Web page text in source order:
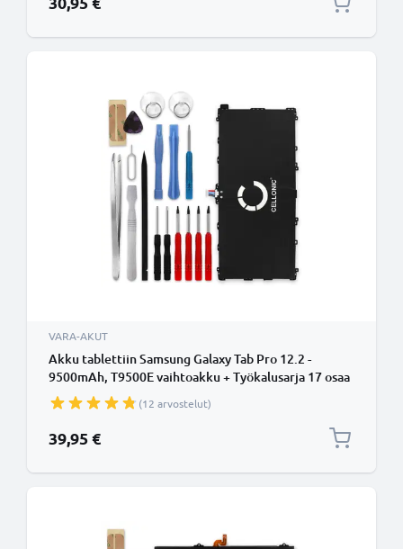
VARA-AKUT
Akku tablettiin Samsung Galaxy Tab Pro 12.2 -
9500mAh, T9500E vaihtoakku + Työkalusarja 17 osaa
(12 arvostelut)
39,95 €